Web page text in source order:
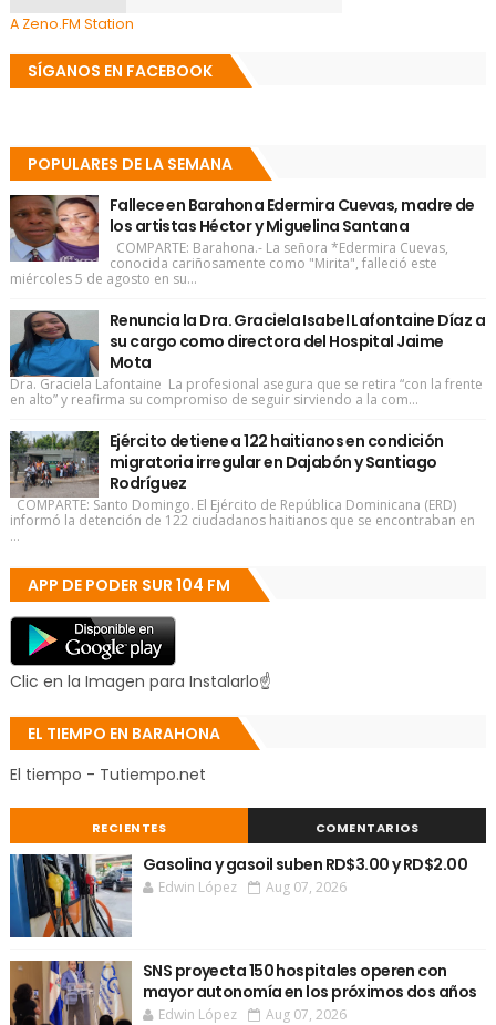
A Zeno.FM Station
SÍGANOS EN FACEBOOK
POPULARES DE LA SEMANA
Fallece en Barahona Edermira Cuevas, madre de
los artistas Héctor y Miguelina Santana
COMPARTE: Barahona.- La señora *Edermira Cuevas,
conocida cariñosamente como "Mirita", falleció este
miércoles 5 de agosto en su...
Renuncia la Dra. Graciela Isabel Lafontaine Díaz a
su cargo como directora del Hospital Jaime
Mota
Dra. Graciela Lafontaine La profesional asegura que se retira “con la frente
en alto” y reafirma su compromiso de seguir sirviendo a la com...
Ejército detiene a 122 haitianos en condición
migratoria irregular en Dajabón y Santiago
Rodríguez
COMPARTE: Santo Domingo. El Ejército de República Dominicana (ERD)
informó la detención de 122 ciudadanos haitianos que se encontraban en
...
APP DE PODER SUR 104 FM
Clic en la Imagen para Instalarlo☝
EL TIEMPO EN BARAHONA
El tiempo - Tutiempo.net
RECIENTES COMENTARIOS
Gasolina y gasoil suben RD$3.00 y RD$2.00
Edwin López Aug 07, 2026
SNS proyecta 150 hospitales operen con
mayor autonomía en los próximos dos años
Edwin López Aug 07, 2026